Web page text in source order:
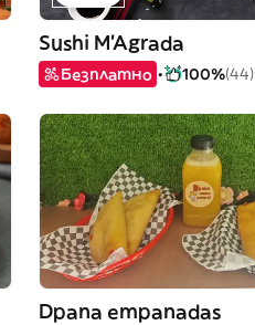
Sushi M'Agrada
Безплатно 100%(44)
Dpana empanadas